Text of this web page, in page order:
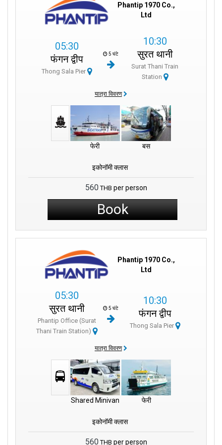
Phantip 1970 Co.,
Ltd
05:30
फंगन द्वीप
Thong Sala Pier
5 घंटे
10:30
सुरत थानी
Surat Thani Train
Station
यात्रा विवरण
फेरी बस
इकोनॉमी क्लास
560 THB per person
Book
Phantip 1970 Co.,
Ltd
05:30
सुरत थानी
Phantip Office (Surat
Thani Train Station)
5 घंटे
10:30
फंगन द्वीप
Thong Sala Pier
यात्रा विवरण
Shared Minivan फेरी
इकोनॉमी क्लास
560 THB per person